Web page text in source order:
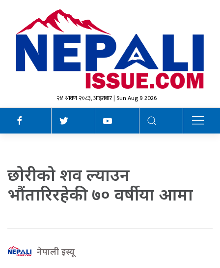
२४ श्रावण २०८३, आइतबार | Sun Aug 9 2026
छोरीको शव ल्याउन
भौंतारिरहेकी ७० वर्षीया आमा
नेपाली इस्यू